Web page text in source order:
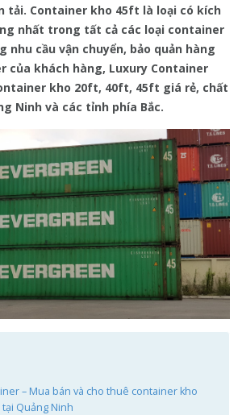
tải. Container kho 45ft là loại có kích
nhất trong tất cả các loại container
nhu cầu vận chuyển, bảo quản hàng
của khách hàng, Luxury Container
kho 20ft, 40ft, 45ft giá rẻ, chất
Ninh và các tỉnh phía Bắc.
– Mua bán và cho thuê container kho
Quảng Ninh